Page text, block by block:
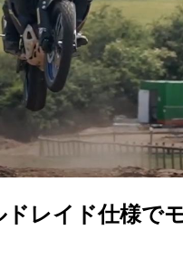
ドレイド仕様で